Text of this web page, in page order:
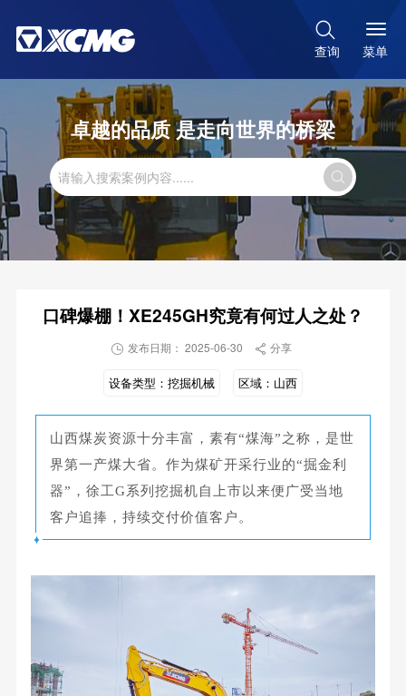

查询 菜单
卓越的品质 是走向世界的桥梁

口碑爆棚！XE245GH究竟有何过人之处？
 发布日期： 2025-06-30  分享
设备类型： 挖掘机械 区域： 山西
山西煤炭资源十分丰富，素有“煤海”之称，是世
界第一产煤大省。作为煤矿开采行业的“掘金利
器”， 徐工G系列挖掘机自上市以来便广受当地
客户追捧，持续交付价值客户。